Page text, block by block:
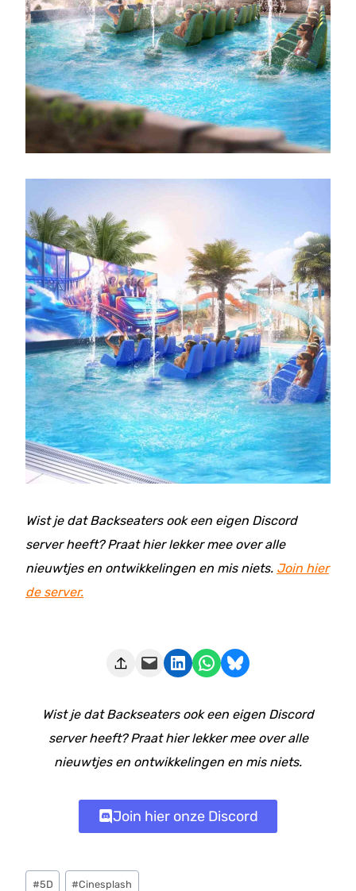
Wist je dat Backseaters ook een eigen Discord
server heeft? Praat hier lekker mee over alle
nieuwtjes en ontwikkelingen en mis niets. Join hier
de server.
Deze pagina e-mailen Delen op LinkedIn Delen via WhatsApp Share on Bluesky
Wist je dat Backseaters ook een eigen Discord
server heeft? Praat hier lekker mee over alle
nieuwtjes en ontwikkelingen en mis niets.
Join hier onze Discord
Bericht
#5D #Cinesplash